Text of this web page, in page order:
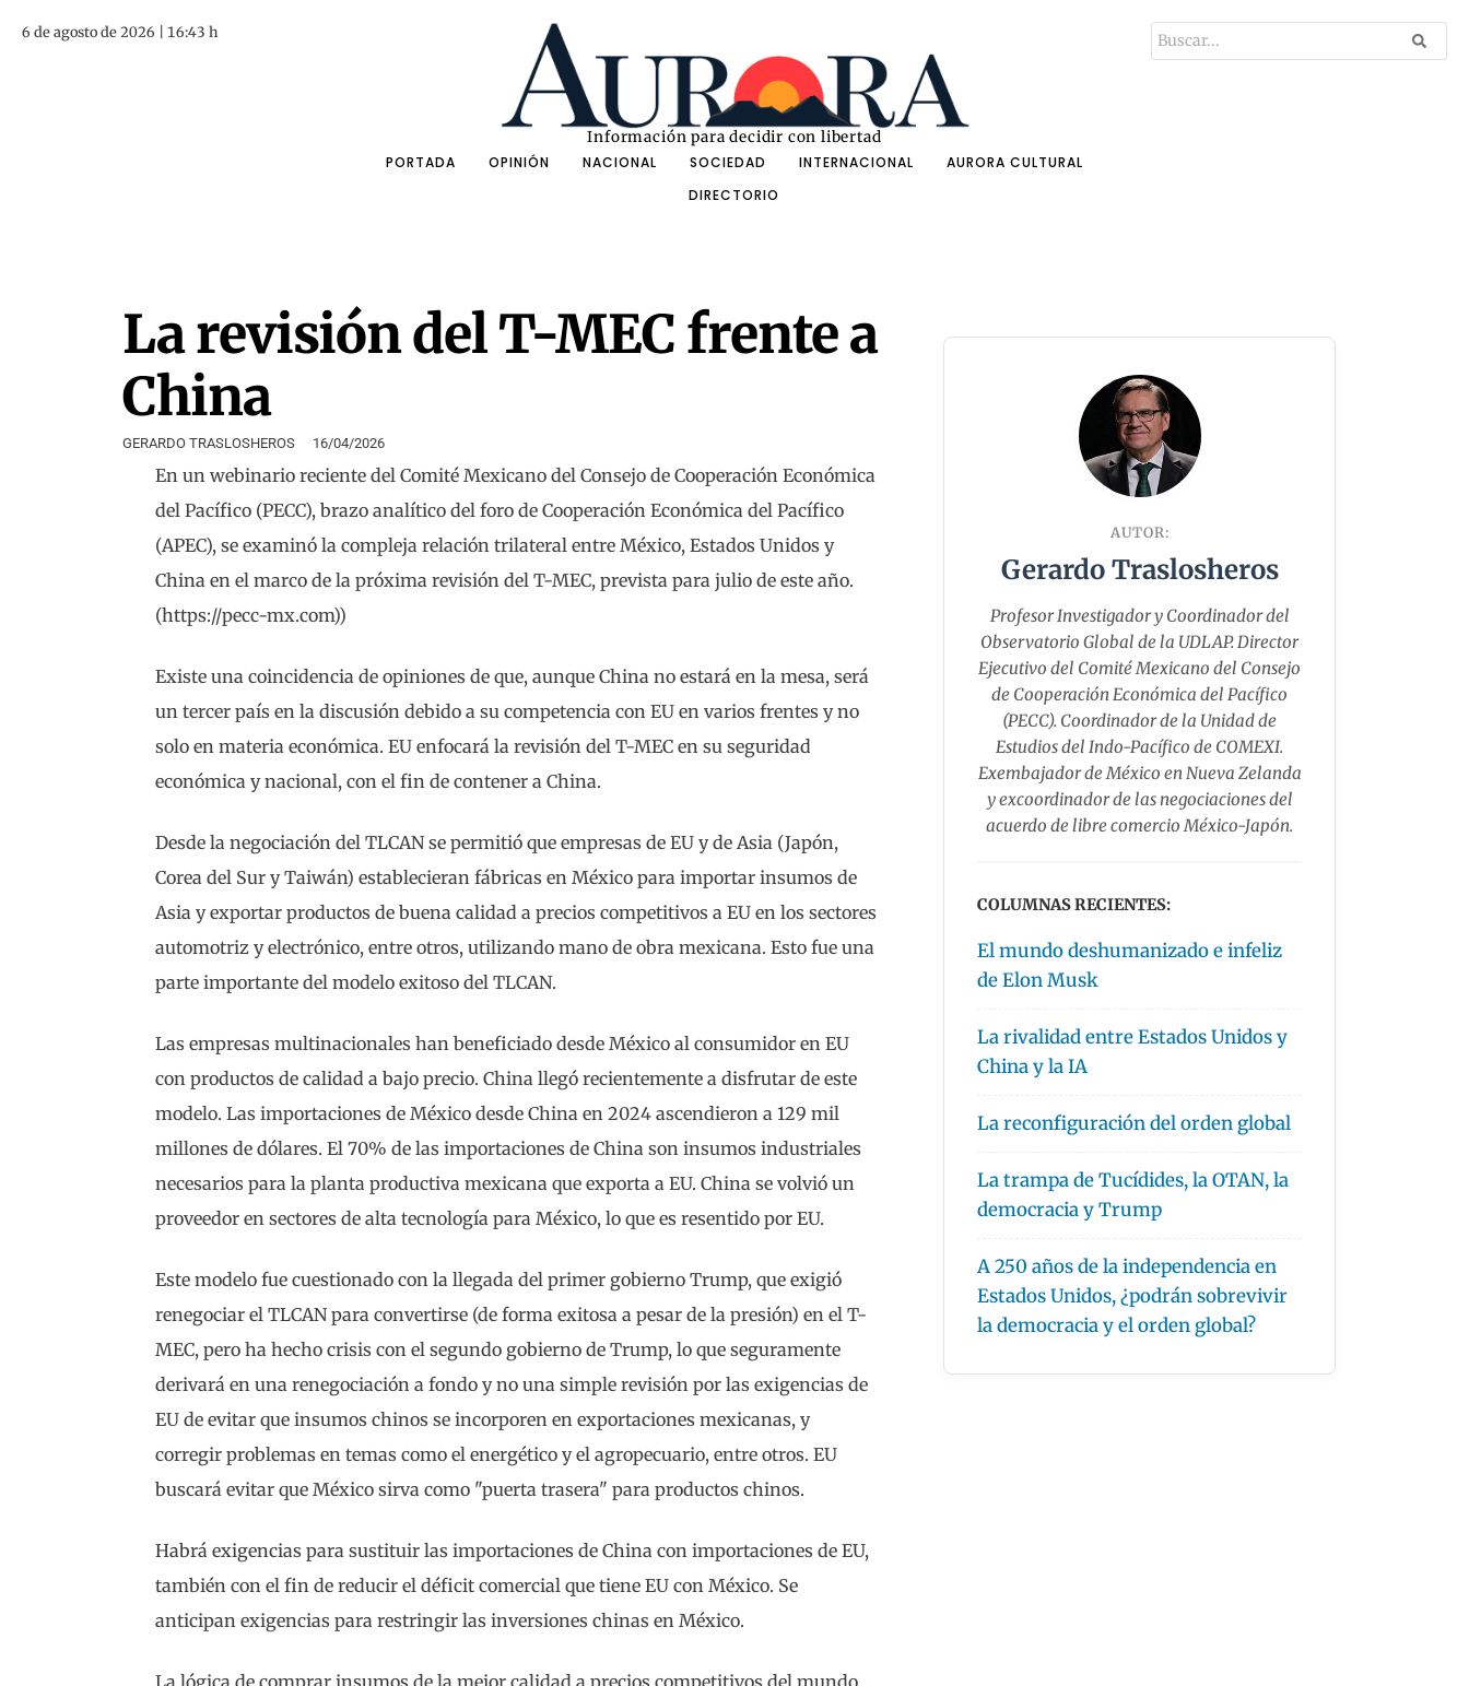
6 de agosto de 2026 | 16:43 h
Información para decidir con libertad
PORTADA
OPINIÓN NACIONAL SOCIEDAD INTERNACIONAL
AURORA CULTURAL
DIRECTORIO
La revisión del T-MEC frente a
China
GERARDO TRASLOSHEROS 16/04/2026
En un webinario reciente del Comité Mexicano del Consejo de Cooperación Económica
del Pacífico (PECC), brazo analítico del foro de Cooperación Económica del Pacífico
(APEC), se examinó la compleja relación trilateral entre México, Estados Unidos y
China en el marco de la próxima revisión del T-MEC, prevista para julio de este año.
(https://pecc-mx.com))
Existe una coincidencia de opiniones de que, aunque China no estará en la mesa, será
un tercer país en la discusión debido a su competencia con EU en varios frentes y no
solo en materia económica. EU enfocará la revisión del T-MEC en su seguridad
económica y nacional, con el fin de contener a China.
Desde la negociación del TLCAN se permitió que empresas de EU y de Asia (Japón,
Corea del Sur y Taiwán) establecieran fábricas en México para importar insumos de
Asia y exportar productos de buena calidad a precios competitivos a EU en los sectores
automotriz y electrónico, entre otros, utilizando mano de obra mexicana. Esto fue una
parte importante del modelo exitoso del TLCAN.
Las empresas multinacionales han beneficiado desde México al consumidor en EU
con productos de calidad a bajo precio. China llegó recientemente a disfrutar de este
modelo. Las importaciones de México desde China en 2024 ascendieron a 129 mil
millones de dólares. El 70% de las importaciones de China son insumos industriales
necesarios para la planta productiva mexicana que exporta a EU. China se volvió un
proveedor en sectores de alta tecnología para México, lo que es resentido por EU.
Este modelo fue cuestionado con la llegada del primer gobierno Trump, que exigió
renegociar el TLCAN para convertirse (de forma exitosa a pesar de la presión) en el T-
MEC, pero ha hecho crisis con el segundo gobierno de Trump, lo que seguramente
derivará en una renegociación a fondo y no una simple revisión por las exigencias de
EU de evitar que insumos chinos se incorporen en exportaciones mexicanas, y
corregir problemas en temas como el energético y el agropecuario, entre otros. EU
buscará evitar que México sirva como "puerta trasera" para productos chinos.
Habrá exigencias para sustituir las importaciones de China con importaciones de EU,
también con el fin de reducir el déficit comercial que tiene EU con México. Se
anticipan exigencias para restringir las inversiones chinas en México.
AUTOR:
Gerardo Traslosheros
Profesor Investigador y Coordinador del
Observatorio Global de la UDLAP. Director
Ejecutivo del Comité Mexicano del Consejo
de Cooperación Económica del Pacífico
(PECC). Coordinador de la Unidad de
Estudios del Indo-Pacífico de COMEXI.
Exembajador de México en Nueva Zelanda
y excoordinador de las negociaciones del
acuerdo de libre comercio México-Japón.
COLUMNAS RECIENTES:
El mundo deshumanizado e infeliz
de Elon Musk
La rivalidad entre Estados Unidos y
China y la IA
La reconfiguración del orden global
La trampa de Tucídides, la OTAN, la
democracia y Trump
A 250 años de la independencia en
Estados Unidos, ¿podrán sobrevivir
la democracia y el orden global?